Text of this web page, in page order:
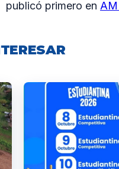
publicó primero en